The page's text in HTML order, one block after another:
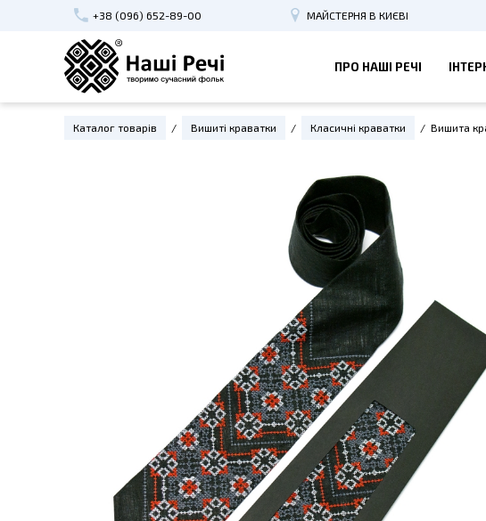
+38 (096) 652-89-00 МАЙСТЕРНЯ В КИЄВІ
ПРО НАШІ РЕЧІ
Класичні краватки
Краватка з запонками
ЖІНОЧІ АКСЕСУАРИ
Вишиті прикраси
Косметички вишиті
Вишиті пояси
Резинки для волосся
Обручі для волосся
Каталог товарів Вишиті краватки Класичні краватки Вишита